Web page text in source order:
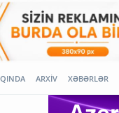
ARXİV XƏBƏRLƏR